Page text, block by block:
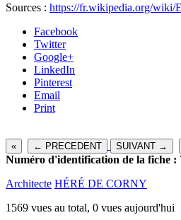
Sources : https://fr.wikipedia.org/wiki/
Facebook
Twitter
Google+
LinkedIn
Pinterest
Email
Print
« ← PRECEDENT SUIVANT →
Numéro d'identification de la fiche :
Architecte HÉRÉ DE CORNY
1569 vues au total, 0 vues aujourd'hui